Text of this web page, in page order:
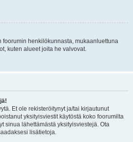
foorumin henkilökunnasta, mukaanluettuna
kuten alueet joita he valvovat.
Et ole rekisteröitynyt ja/tai kirjautunut
yksityisviestit käytöstä koko foorumilta
sinua lähettämästä yksityisviestejä. Ota
lisätietoja.